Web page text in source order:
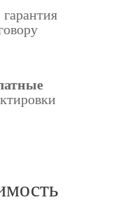
гарантия